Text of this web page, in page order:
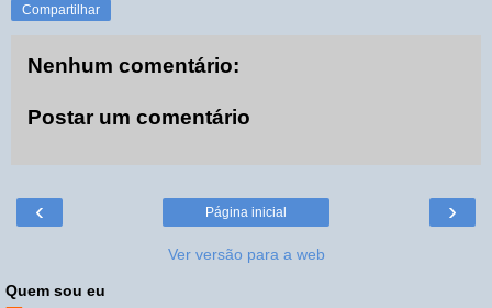
Compartilhar
Nenhum comentário:
Postar um comentário
‹ ›
Página inicial
Ver versão para a web
Quem sou eu